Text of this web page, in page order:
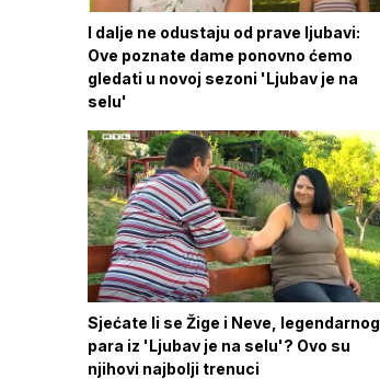
I dalje ne odustaju od prave ljubavi:
Ove poznate dame ponovno ćemo
gledati u novoj sezoni 'Ljubav je na
selu'
Sjećate li se Žige i Neve, legendarnog
para iz 'Ljubav je na selu'? Ovo su
njihovi najbolji trenuci